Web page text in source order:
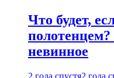
Что будет,
невинное
2 года спустя2 года